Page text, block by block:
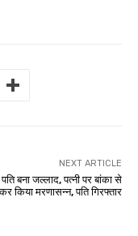
NEXT ARTICLE
बना जल्लाद, पत्नी पर बांका से
किया मरणासन्न, पति गिरफ्तार